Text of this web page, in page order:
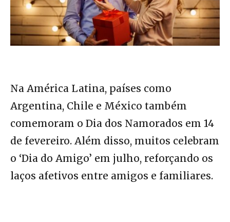
Na América Latina, países como
Argentina, Chile e México também
comemoram o Dia dos Namorados em 14
de fevereiro. Além disso, muitos celebram
o ‘Dia do Amigo’ em julho, reforçando os
laços afetivos entre amigos e familiares.